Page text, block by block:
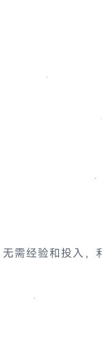
需经验和投入，